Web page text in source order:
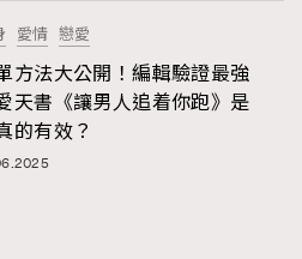
愛情 戀愛
方法大公開！編輯驗證最強
天書《讓男人追着你跑》是
的有效？